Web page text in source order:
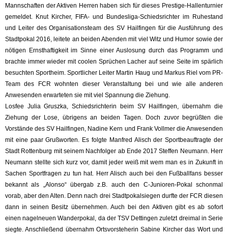
Mannschaften der Aktiven Herren haben sich für dieses Prestige-Hallenturnier
gemeldet. Knut Kircher, FIFA- und Bundesliga-Schiedsrichter im Ruhestand
und Leiter des Organisationsteam des SV Hailfingen für die Ausführung des
Stadtpokal 2016, leitete an beiden Abenden mit viel Witz und Humor sowie der
nötigen Ernsthaftigkeit im Sinne einer Auslosung durch das Programm und
brachte immer wieder mit coolen Sprüchen Lacher auf seine Seite im spärlich
besuchten Sportheim. Sportlicher Leiter Martin Haug und Markus Riel vom PR-
Team des FCR wohnten dieser Veranstaltung bei und wie alle anderen
Anwesenden erwarteten sie mit viel Spannung die Ziehung.
Losfee Julia Gruszka, Schiedsrichterin beim SV Hailfingen, übernahm die
Ziehung der Lose, übrigens an beiden Tagen. Doch zuvor begrüßten die
Vorstände des SV Hailfingen, Nadine Kern und Frank Vollmer die Anwesenden
mit eine paar Grußworten. Es folgte Manfred Alisch der Sportbeauftragte der
Stadt Rottenburg mit seinem Nachfolger ab Ende 2017 Steffen Neumann. Herr
Neumann stellte sich kurz vor, damit jeder weiß mit wem man es in Zukunft in
Sachen Sportfragen zu tun hat. Herr Alisch auch bei den Fußballfans besser
bekannt als „Alonso“ übergab z.B. auch den C-Junioren-Pokal schonmal
vorab, aber den Alten. Denn nach drei Stadtpokalsiegen durfte der FCR diesen
dann in seinen Besitz übernehmen. Auch bei den Aktiven gibt es ab sofort
einen nagelneuen Wanderpokal, da der TSV Dettingen zuletzt dreimal in Serie
siegte. Anschließend übernahm Ortsvorsteherin Sabine Kircher das Wort und